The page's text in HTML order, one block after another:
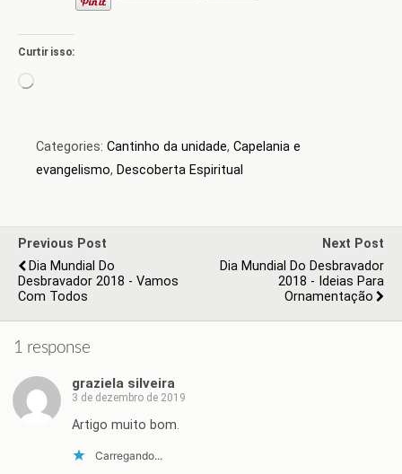
Curtir isso:
Carregando...
Categories: Cantinho da unidade, Capelania e
evangelismo, Descoberta Espiritual
Previous Post
Dia Mundial Do
Desbravador 2018 - Vamos
Com Todos
Next Post
Dia Mundial Do Desbravador
2018 - Ideias Para
Ornamentação
1 response
graziela silveira
3 de dezembro de 2019
Artigo muito bom.
Carregando...